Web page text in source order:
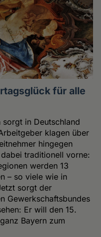
für alle
sorgt in Deutschland
klagen über
hingegen
traditionell vorne:
werden 13
– so viele wie in
sorgt der
Gewerkschaftsbundes
Er will den 15.
Bayern zum